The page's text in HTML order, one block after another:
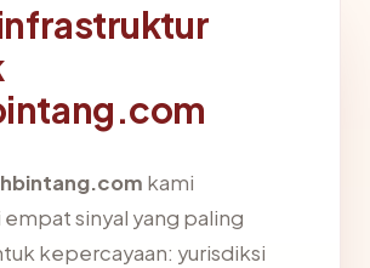
kami
sinyal yang paling
kepercayaan: yurisdiksi